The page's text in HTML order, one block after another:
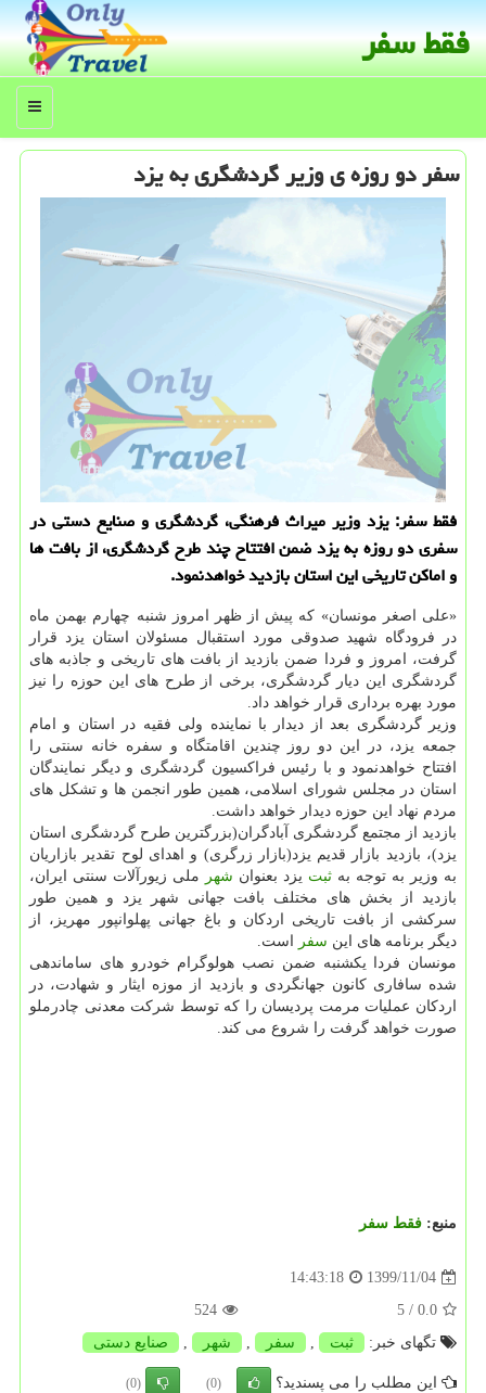
فقط سفر
منو
سفر دو روزه ی وزیر گردشگری به یزد
فقط سفر: یزد وزیر میراث فرهنگی، گردشگری و صنایع دستی در
سفری دو روزه به یزد ضمن افتتاح چند طرح گردشگری، از بافت ها
و اماکن تاریخی این استان بازدید خواهدنمود.
«علی اصغر مونسان» که پیش از ظهر امروز شنبه چهارم بهمن ماه
در فرودگاه شهید صدوقی مورد استقبال مسئولان استان یزد قرار
گرفت، امروز و فردا ضمن بازدید از بافت های تاریخی و جاذبه های
گردشگری این دیار گردشگری، برخی از طرح های این حوزه را نیز
مورد بهره برداری قرار خواهد داد.
وزیر گردشگری بعد از دیدار با نماینده ولی فقیه در استان و امام
جمعه یزد، در این دو روز چندین اقامتگاه و سفره خانه سنتی را
افتتاح خواهدنمود و با رئیس فراکسیون گردشگری و دیگر نمایندگان
استان در مجلس شورای اسلامی، همین طور انجمن ها و تشکل های
مردم نهاد این حوزه دیدار خواهد داشت.
بازدید از مجتمع گردشگری آبادگران(بزرگترین طرح گردشگری استان
یزد)، بازدید بازار قدیم یزد(بازار زرگری) و اهدای لوح تقدیر بازاریان
به وزیر به توجه به ثبت یزد بعنوان شهر
ملی زیورآلات سنتی ایران،
بازدید از بخش های مختلف بافت جهانی شهر یزد و همین طور
سرکشی از بافت تاریخی اردکان و باغ جهانی پهلوانپور مهریز، از
دیگر برنامه های این سفر است.
مونسان فردا یکشنبه ضمن نصب هولوگرام خودرو های ساماندهی
شده سافاری کانون جهانگردی و بازدید از موزه ایثار و شهادت، در
اردکان عملیات مرمت پردیسان را که توسط شرکت معدنی چادرملو
صورت خواهد گرفت را شروع می کند.
منبع: فقط سفر
1399/11/04
14:43:18
0.0
/ 5
524
تگهای خبر:
ثبت , سفر , شهر , صنایع دستی
این مطلب را می پسندید؟ (0)
(0)